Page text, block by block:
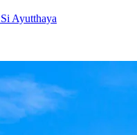
Ayutthaya